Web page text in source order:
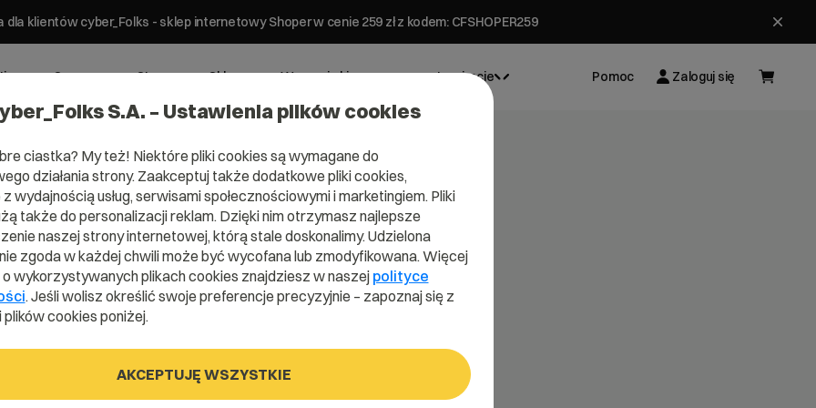
klientów cyber_Folks - sklep internetowy Shoper w cenie 259 zł z kodem: CFSHOPER259
Serwery Strony Sklepy Wsparcie biznesowe Inspiracje Pomoc Zaloguj się
–
S.A. – Ustawienia plików cookies
ciastka? My też! Niektóre pliki cookies są wymagane do
działania strony. Zaakceptuj także dodatkowe pliki cookies,
wydajnością usług, serwisami społecznościowymi i marketingiem. Pliki
także do personalizacji reklam. Dzięki nim otrzymasz najlepsze
naszej strony internetowej, którą stale doskonalimy. Udzielona
zgoda w każdej chwili może być wycofana lub zmodyfikowana. Więcej
wykorzystywanych plikach cookies znajdziesz w naszej polityce
. Jeśli wolisz określić swoje preferencje precyzyjnie – zapoznaj się z
cookies poniżej.
AKCEPTUJĘ WSZYSTKIE